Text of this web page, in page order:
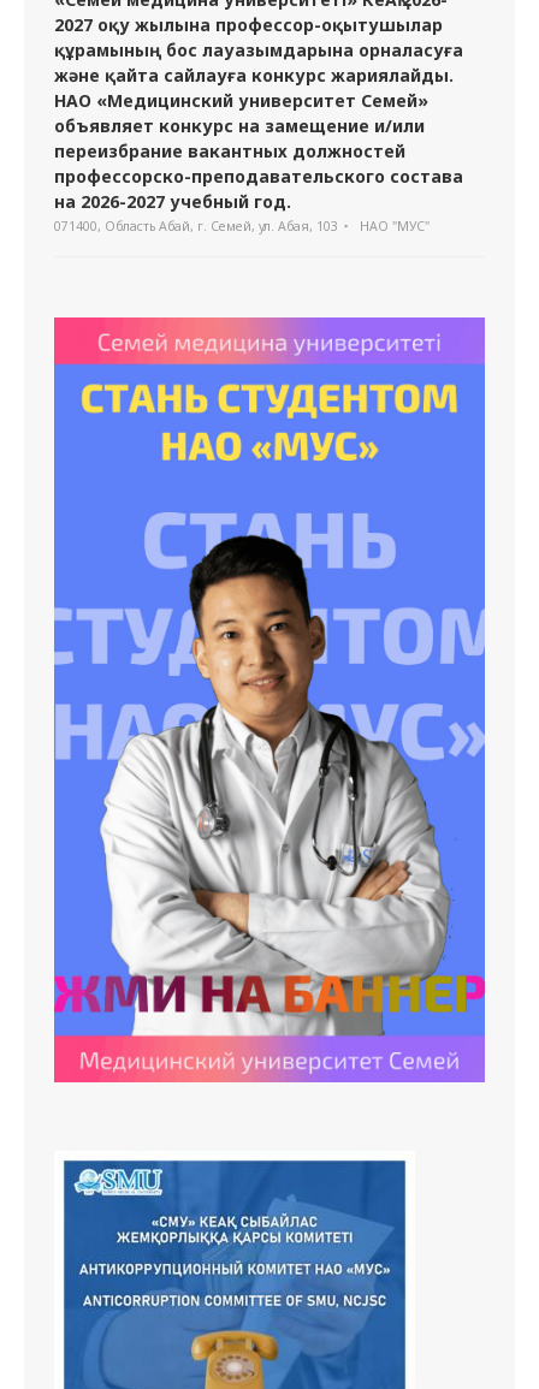
2027 оқу жылына профессор-оқытушылар
құрамының бос лауазымдарына орналасуға
және қайта сайлауға конкурс жариялайды.
НАО «Медицинский университет Семей»
объявляет конкурс на замещение и/или
переизбрание вакантных должностей
профессорско-преподавательского состава
на 2026-2027 учебный год.
071400, Область Абай, г. Семей, ул. Абая, 103 НАО "МУС"